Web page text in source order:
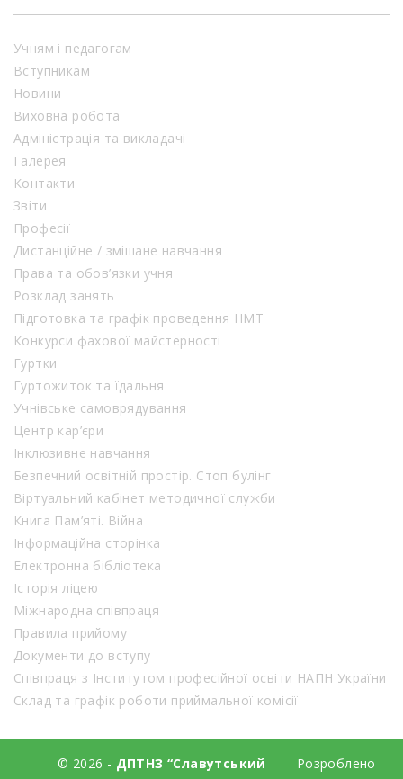
Учням і педагогам
Вступникам
Новини
Виховна робота
Адміністрація та викладачі
Галерея
Контакти
Звіти
Професії
Дистанційне / змішане навчання
Права та обов’язки учня
Розклад занять
Підготовка та графік проведення НМТ
Конкурси фахової майстерності
Гуртки
Гуртожиток та їдальня
Учнівське самоврядування
Центр кар’єри
Інклюзивне навчання
Безпечний освітній простір. Стоп булінг
Віртуальний кабінет методичної служби
Книга Пам’яті. Війна
Інформаційна сторінка
Електронна бібліотека
Історія ліцею
Міжнародна співпраця
Правила прийому
Документи до вступу
Співпраця з Інститутом професійної освіти НАПН України
Склад та графік роботи приймальної комісії
© 2026 - ДПТНЗ “Славутський
Розроблено